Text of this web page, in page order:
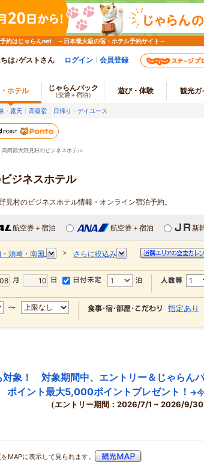
約はじゃらんnet ～日本最大級の宿・ホテル予約サイト～
は♪ゲストさん ログイン 会員登録
ホテル じゃらんパック
（交通＋宿泊） 遊び・体験 観光ガ
・露天 高級宿 日帰り・デイユース
高岡郡大野見村のビジネスホテル
ジネスホテル
見村のビジネスホテル情報・オンライン宿泊予約。
航空券＋宿泊 航空券＋宿泊 新
須崎・南国 ＞ さらに絞込み
指定あり
対象！ 対象期間中、エントリー＆じゃらん
ポイント最大5,000ポイントプレゼント！ →
（エントリー期間：2026/7/1 ~ 2026/9/30
MAPに表示して見られます。